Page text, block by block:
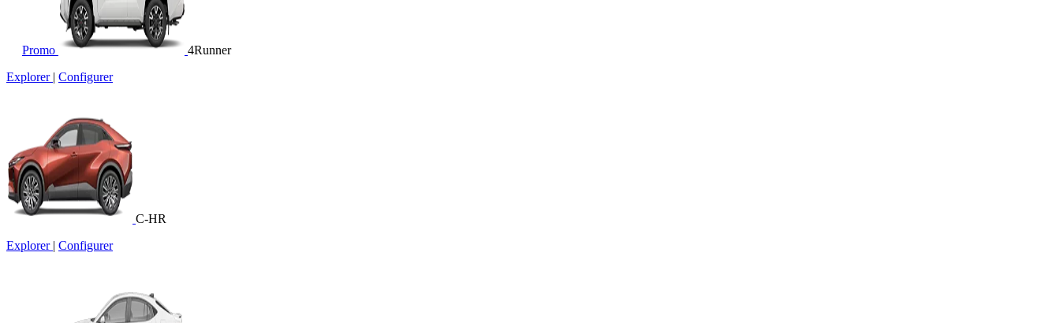
Promo
4Runner
Explorer | Configurer
C-HR
Explorer | Configurer